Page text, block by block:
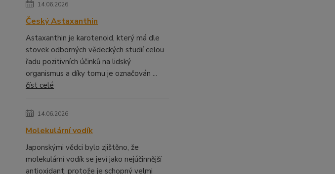
14.06.2026
Český Astaxanthin
Astaxanthin je karotenoid, který má dle
stovek odborných vědeckých studií celou
řadu pozitivních účinků na lidský
organismus a díky tomu je označován ...
číst celé
14.06.2026
Molekulární vodík
Japonskými vědci bylo zjištěno, že
molekulární vodík se jeví jako nejúčinnější
antioxidant, protože je schopný velmi